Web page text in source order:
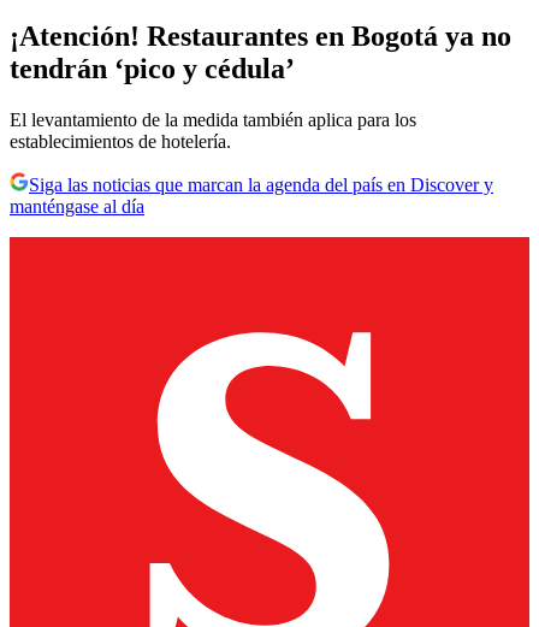
¡Atención! Restaurantes en Bogotá ya no
tendrán ‘pico y cédula’
El levantamiento de la medida también aplica para los
establecimientos de hotelería.
Siga las noticias que marcan la agenda del país en Discover y
manténgase al día